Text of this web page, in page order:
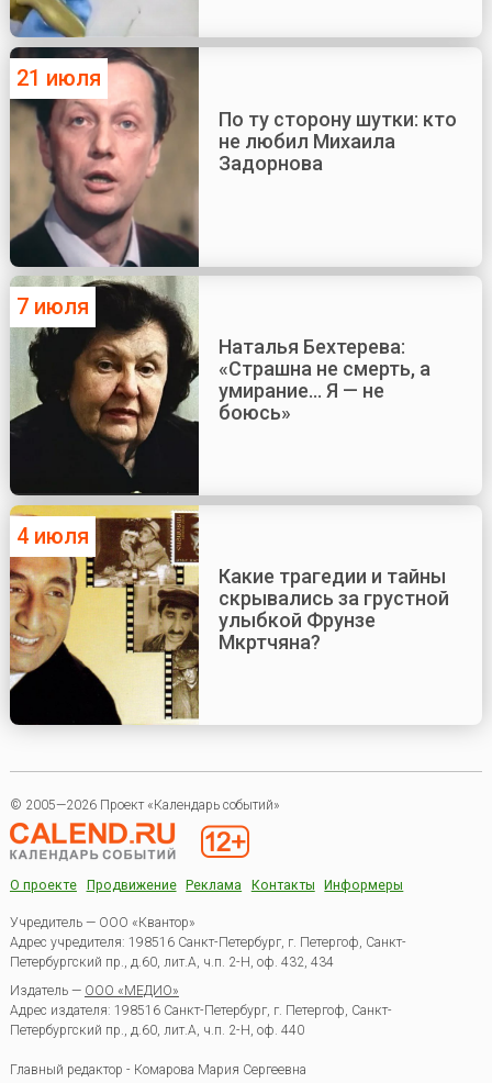
21 июля
По ту сторону шутки: кто
не любил Михаила
Задорнова
7 июля
Наталья Бехтерева:
«Страшна не смерть, а
умирание... Я — не
боюсь»
4 июля
Какие трагедии и тайны
скрывались за грустной
улыбкой Фрунзе
Мкртчяна?
© 2005—2026 Проект «Календарь событий»
О проекте Продвижение Реклама Контакты Информеры
Учредитель — ООО «Квантор»
Адрес учредителя: 198516 Санкт-Петербург, г. Петергоф, Санкт-
Петербургский пр., д.60, лит.А, ч.п. 2-Н, оф. 432, 434
Издатель — ООО «МЕДИО»
Адрес издателя: 198516 Санкт-Петербург, г. Петергоф, Санкт-
Петербургский пр., д.60, лит.А, ч.п. 2-Н, оф. 440
Главный редактор - Комарова Мария Сергеевна